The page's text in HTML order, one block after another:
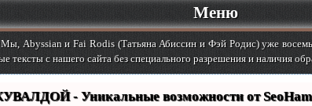
Меню
Abyssian и Fai Rodis (Татьяна Абиссин и Фэй Родис) уже
тексты с нашего сайта без специального разрешения и наличия
- Уникальные возможности от